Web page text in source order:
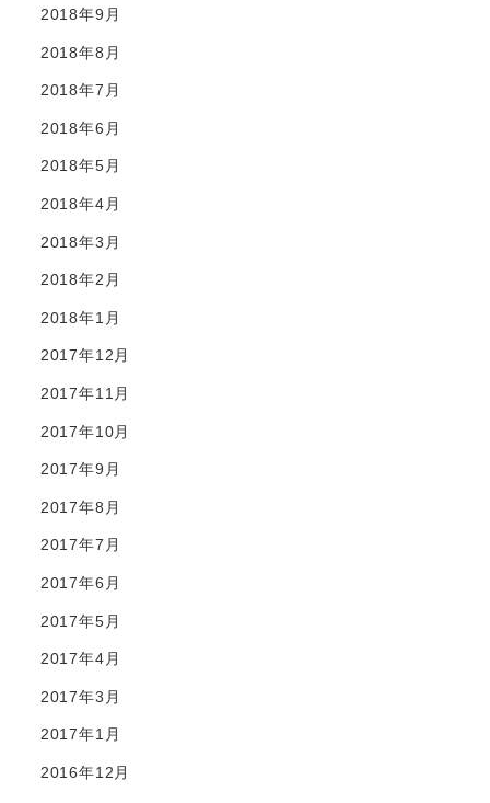
2018年9月
2018年8月
2018年7月
2018年6月
2018年5月
2018年4月
2018年3月
2018年2月
2018年1月
2017年12月
2017年11月
2017年10月
2017年9月
2017年8月
2017年7月
2017年6月
2017年5月
2017年4月
2017年3月
2017年1月
2016年12月